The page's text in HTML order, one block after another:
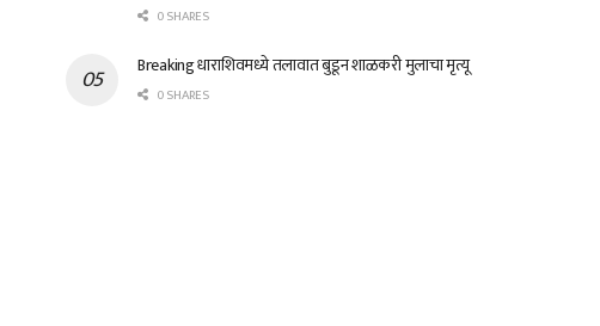
0 SHARES
Breaking धाराशिवमध्ये तलावात बुडून शाळकरी मुलाचा मृत्यू
0 SHARES